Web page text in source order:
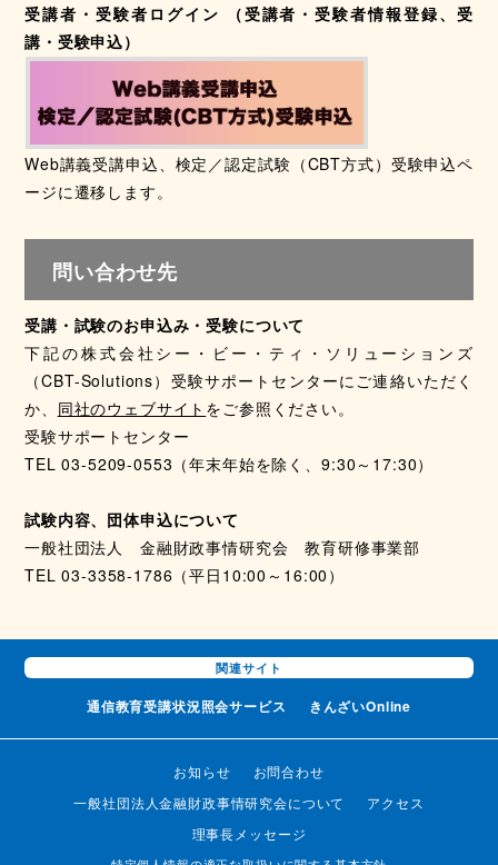
受講者・受験者ログイン （受講者・受験者情報登録、受
講・受験申込）
Web講義受講申込、検定／認定試験（CBT方式）受験申込ペ
ージに遷移します。
問い合わせ先
受講・試験のお申込み・受験について
下記の株式会社シー・ビー・ティ・ソリューションズ
（CBT-Solutions）受験サポートセンターにご連絡いただく
か、 同社のウェブサイト をご参照ください。
受験サポートセンター
TEL 03-5209-0553（年末年始を除く、9:30～17:30）
試験内容、団体申込について
一般社団法人 金融財政事情研究会 教育研修事業部
TEL 03-3358-1786（平日10:00～16:00）
関連サイト
通信教育受講状況照会サービス きんざいOnline
お知らせ
お問合わせ
一般社団法人金融財政事情研究会について
アクセス
理事長メッセージ